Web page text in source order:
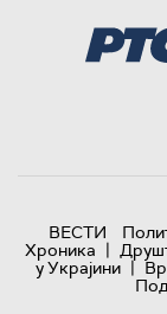
ВЕСТИ
Хроника |
у Украјини |